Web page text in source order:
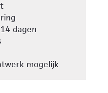
dagen
mogelijk